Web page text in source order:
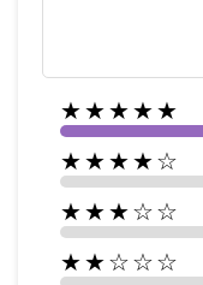
★★★★★
★★★★☆
★★★☆☆
★★☆☆☆